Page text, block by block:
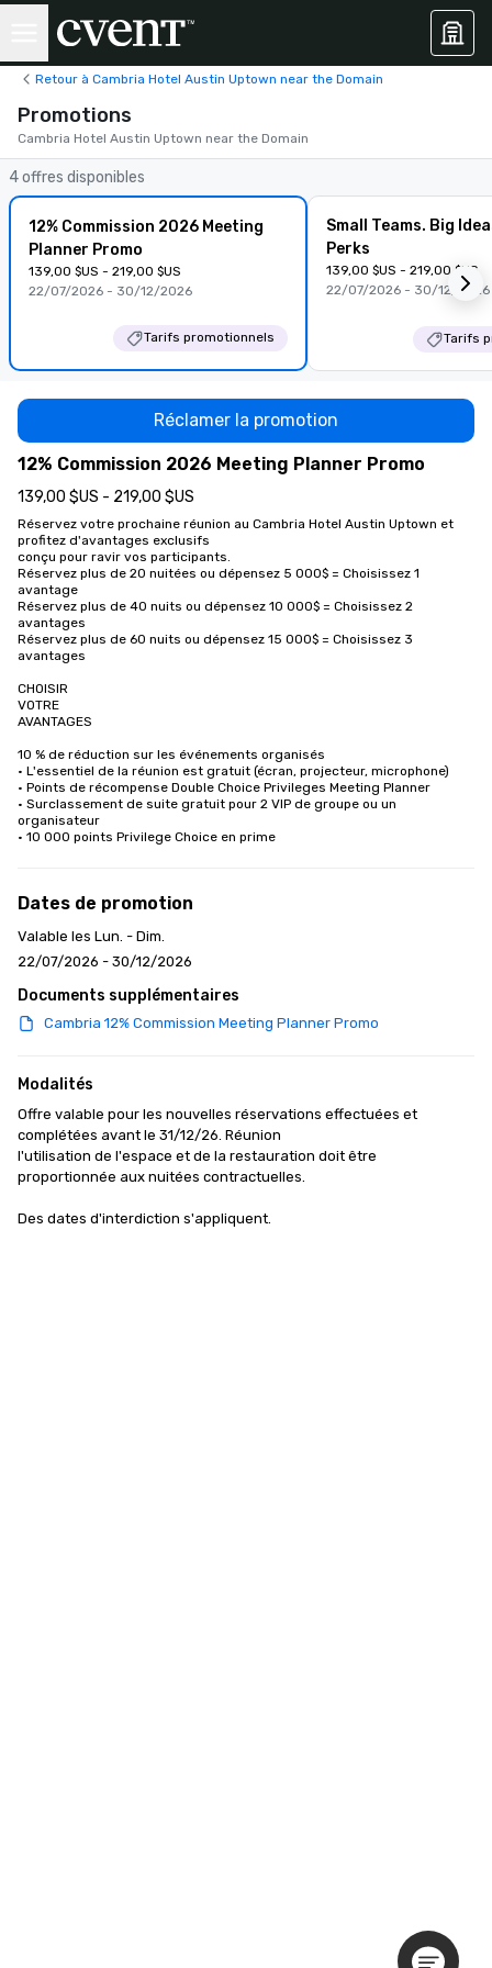
Retour à Cambria Hotel Austin Uptown near the Domain
Promotions
Cambria Hotel Austin Uptown near the Domain
4 offres disponibles
12% Commission 2026 Meeting
Planner Promo
139,00 $US - 219,00 $US
22/07/2026 - 30/12/2026
Tarifs promotionnels
Small Teams. Big
Perks
139,00 $US - 219,00 $US
22/07/2026 - 30/12/2026
Tarifs
12% Commission 2026 Meeting Planner Promo
Réclamer la promotion
139,00 $US - 219,00 $US
Réservez votre prochaine réunion au Cambria Hotel Austin Uptown et
profitez d'avantages exclusifs
conçu pour ravir vos participants.
Réservez plus de 20 nuitées ou dépensez 5 000$ = Choisissez 1
avantage
Réservez plus de 40 nuits ou dépensez 10 000$ = Choisissez 2
avantages
Réservez plus de 60 nuits ou dépensez 15 000$ = Choisissez 3
avantages
CHOISIR
VOTRE
AVANTAGES
10 % de réduction sur les événements organisés
• L'essentiel de la réunion est gratuit (écran, projecteur, microphone)
• Points de récompense Double Choice Privileges Meeting Planner
• Surclassement de suite gratuit pour 2 VIP de groupe ou un
organisateur
• 10 000 points Privilege Choice en prime
Dates de promotion
Valable les Lun. - Dim.
22/07/2026 - 30/12/2026
Documents supplémentaires
Cambria 12% Commission Meeting Planner Promo
Modalités
Offre valable pour les nouvelles réservations effectuées et
complétées avant le 31/12/26. Réunion
l'utilisation de l'espace et de la restauration doit être
proportionnée aux nuitées contractuelles.
Des dates d'interdiction s'appliquent.